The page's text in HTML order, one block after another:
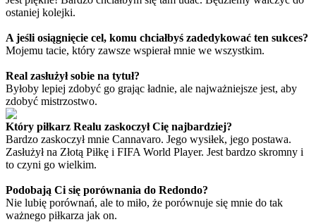
ostaniej kolejki.
A jeśli osiągnięcie cel, komu chciałbyś zadedykować ten sukces?
Mojemu tacie, który zawsze wspierał mnie we wszystkim.
Real zasłużył sobie na tytuł?
Byłoby lepiej zdobyć go grając ładnie, ale najważniejsze jest, aby
zdobyć mistrzostwo.
Który piłkarz Realu zaskoczył Cię najbardziej?
Bardzo zaskoczył mnie Cannavaro. Jego wysiłek, jego postawa.
Zasłużył na Złotą Piłkę i FIFA World Player. Jest bardzo skromny i
to czyni go wielkim.
Podobają Ci się porównania do Redondo?
Nie lubię porównań, ale to miło, że porównuje się mnie do tak
ważnego piłkarza jak on.